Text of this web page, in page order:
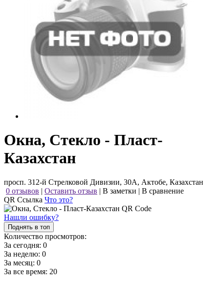
Окна, Стекло - Пласт-
Казахстан
просп. 312-й Стрелковой Дивизии, 30А, Актобе, Казахстан
0 отзывов | Оставить отзыв | В заметки | В сравнение
QR Ссылка Что это?
Нашли ошибку?
Поднять в топ
Количество просмотров:
За сегодня: 0
За неделю: 0
За месяц: 0
За все время: 20